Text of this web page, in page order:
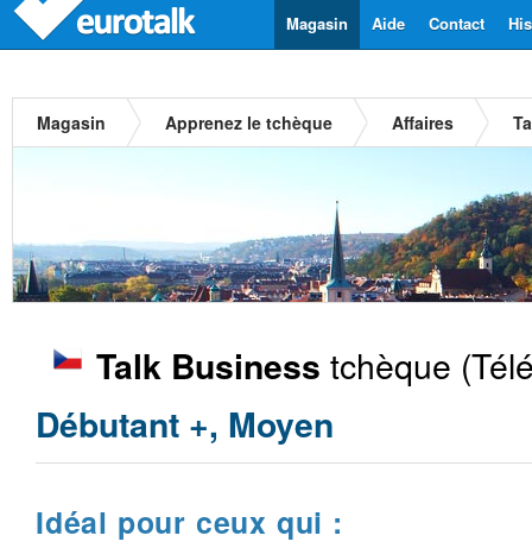
Contact
Aide
Magasin
Magasin Apprenez le tchèque Affaires
Talk Business tchèque
Débutant +, Moyen
Idéal pour ceux qui :